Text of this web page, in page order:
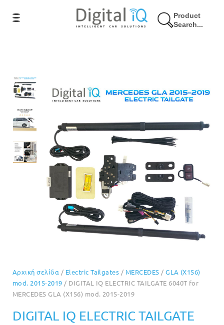
Product
Search...
Αρχική σελίδα / Electric Tailgates / MERCEDES /GLA (X156)
mod. 2015-2019 / DIGITAL IQ ELECTRIC TAILGATE 6040T for
MERCEDES GLA (X156) mod. 2015-2019
DIGITAL IQ ELECTRIC TAILGATE